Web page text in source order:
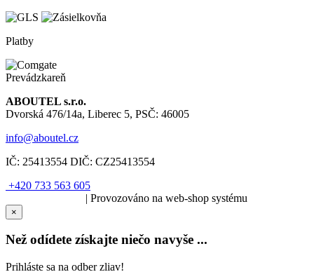
Platby
Prevádzkareň
ABOUTEL s.r.o.
Dvorská 476/14a, Liberec 5, PSČ: 46005
info@aboutel.cz
IČ: 25413554 DIČ: CZ25413554
+420 733 563 605
| Provozováno na web-shop systému
×
Než odídete získajte niečo navyše ...
Prihláste sa na odber zliav!